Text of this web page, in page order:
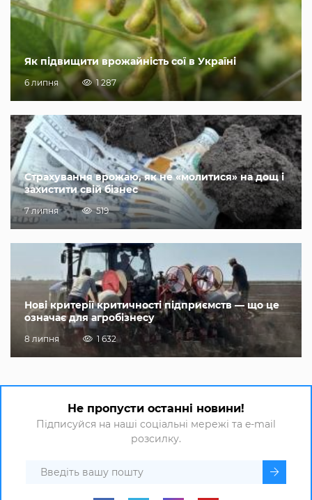
Як підвищити врожайність сої в Україні
6 липня 1 287
Страхування врожаю, як не «молитися» на дощ і
захистити свій бізнес
7 липня 519
Нові критерії критичності підприємств — що це
означає для агробізнесу
8 липня 1 632
Не пропусти останні новини!
Підписуйся на наші соціальні мережі та e-mail
розсилку.